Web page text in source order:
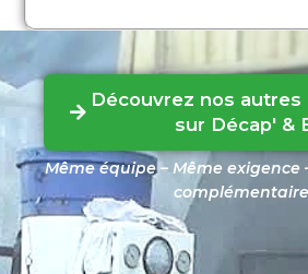
Découvrez nos autres
sur Décap' &
Même équipe – Même exigence